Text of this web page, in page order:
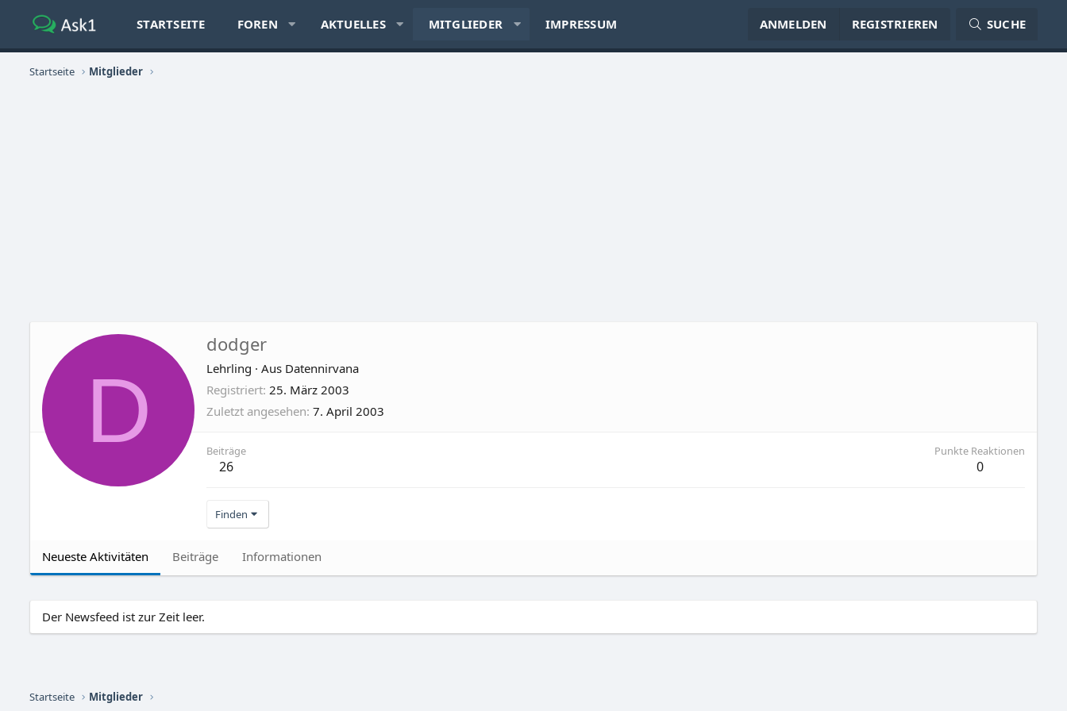
STARTSEITE FOREN AKTUELLES MITGLIEDER IMPRESSUM ANMELDEN REGISTRIEREN SUCHE
Startseite Mitglieder
D
dodger
Lehrling · Aus Datennirvana
Registriert 25. März 2003
Zuletzt angesehen 7. April 2003
Beiträge
26
Punkte Reaktionen
0
Finden
Neueste Aktivitäten Beiträge Informationen
Der Newsfeed ist zur Zeit leer.
Startseite Mitglieder